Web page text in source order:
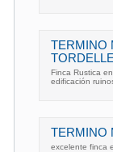
TERMINO
Finca Rustica
edificación
TERMINO
excelente finca